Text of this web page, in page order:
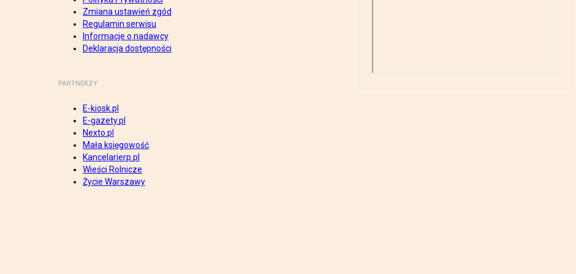
Zmiana ustawień zgód
Regulamin serwisu
Informacje o nadawcy
Deklaracja dostępności
PARTNERZY
E-kiosk.pl
E-gazety.pl
Nexto.pl
Mała księgowość
Kancelarierp.pl
Wieści Rolnicze
Życie Warszawy